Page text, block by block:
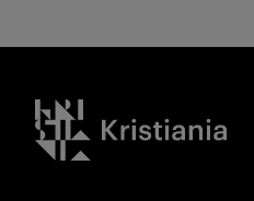
Kristiania logo